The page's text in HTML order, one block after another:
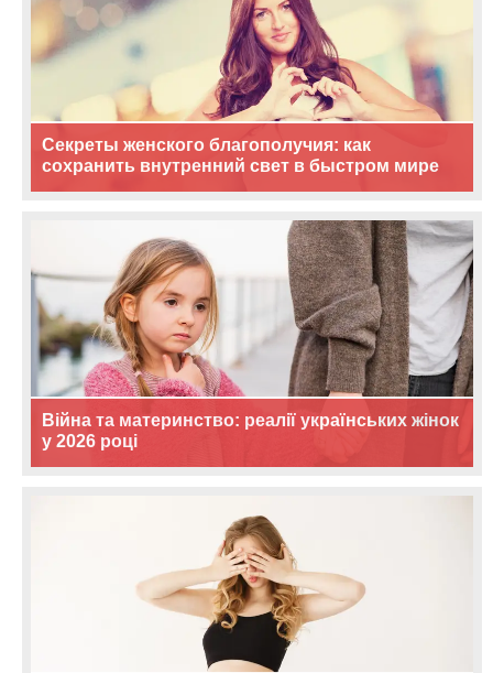
Секреты женского благополучия: как
сохранить внутренний свет в быстром мире
Війна та материнство: реалії українських жінок
у 2026 році